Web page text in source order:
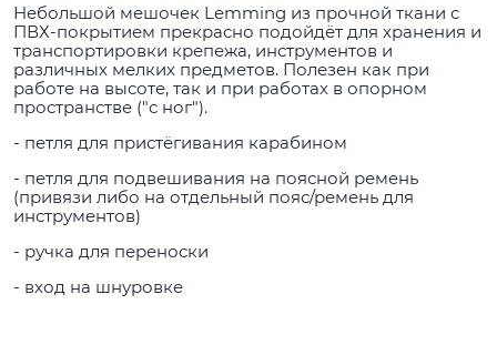
Небольшой мешочек Lemming из прочной ткани с
ПВХ-покрытием прекрасно подойдёт для хранения и
транспортировки крепежа, инструментов и
различных мелких предметов. Полезен как при
работе на высоте, так и при работах в опорном
пространстве ("с ног").
- петля для пристёгивания карабином
- петля для подвешивания на поясной ремень
(привязи либо на отдельный пояс/ремень для
инструментов)
- ручка для переноски
- вход на шнуровке